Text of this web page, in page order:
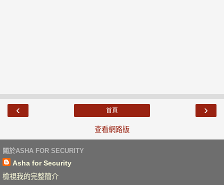
‹ ›
首頁
查看網路版
關於ASHA FOR SECURITY
Asha for Security
檢視我的完整簡介